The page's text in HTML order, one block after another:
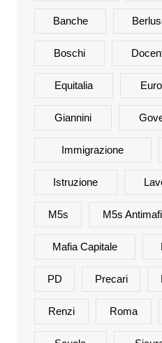
Banche
Boschi
Equitalia
Giannini
Immigrazione
Istruzione
M5s M5s
Mafia Capitale
PD Precari
Renzi Roma